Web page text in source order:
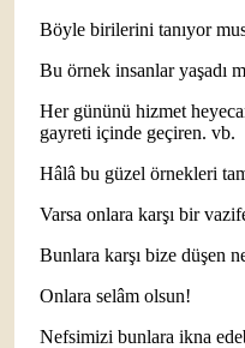
Böyle birilerini tanıyor
Bu örnek insanlar yaşadı
Her gününü hizmet
gayreti içinde geçiren. vb.
Hâlâ bu güzel örnekleri
Varsa onlara karşı bir
Bunlara karşı bize düşen
Onlara selâm olsun!
Nefsimizi bunlara ikna